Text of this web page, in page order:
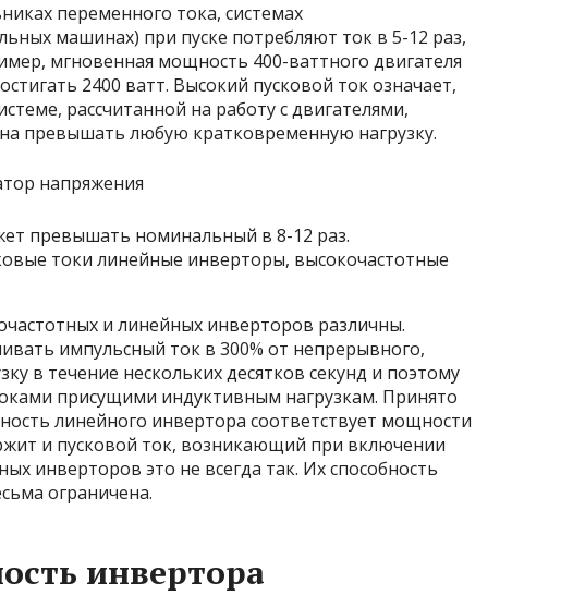
переменного тока, системах
машинах) при пуске потребляют ток в 5-12 раз,
мгновенная мощность 400-ваттного двигателя
2400 ватт. Высокий пусковой ток означает,
рассчитанной на работу с двигателями,
превышать любую кратковременную нагрузку.
превышать номинальный в 8-12 раз.
токи линейные инверторы, высокочастотные
и линейных инверторов различны.
импульсный ток в 300% от непрерывного,
в течение нескольких десятков секунд и поэтому
присущими индуктивным нагрузкам. Принято
линейного инвертора соответствует мощности
и пусковой ток, возникающий при включении
инверторов это не всегда так. Их способность
ограничена.
инвертора